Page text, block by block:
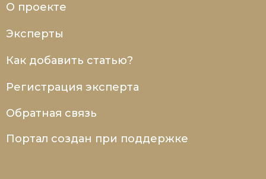
О проекте
Эксперты
Как добавить статью?
Регистрация эксперта
Обратная связь
Портал создан при поддержке